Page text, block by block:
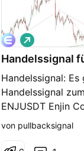
Handelssignal
Handelssignal: Es
Handelssignal
ENJUSDT Enjin
können ihre Buy
kaufen oder bei
L
o
n
von pullbacksignal